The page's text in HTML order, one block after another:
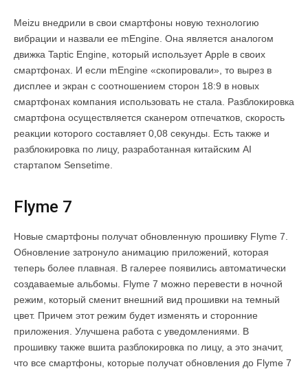
Meizu внедрили в свои смартфоны новую технологию
вибрации и назвали ее mEngine. Она является аналогом
движка Taptic Engine, который использует Apple в своих
смартфонах. И если mEngine «скопировали», то вырез в
дисплее и экран с соотношением сторон 18:9 в новых
смартфонах компания использовать не стала. Разблокировка
смартфона осуществляется сканером отпечатков, скорость
реакции которого составляет 0,08 секунды. Есть также и
разблокировка по лицу, разработанная китайским AI
стартапом Sensetime.
Flyme 7
Новые смартфоны получат обновленную прошивку Flyme 7.
Обновление затронуло анимацию приложений, которая
теперь более плавная. В галерее появились автоматически
создаваемые альбомы. Flyme 7 можно перевести в ночной
режим, который сменит внешний вид прошивки на темный
цвет. Причем этот режим будет изменять и сторонние
приложения. Улучшена работа с уведомлениями. В
прошивку также вшита разблокировка по лицу, а это значит,
что все смартфоны, которые получат обновления до Flyme 7